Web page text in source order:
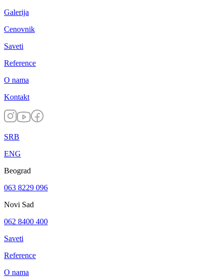
Galerija
Cenovnik
Saveti
Reference
O nama
Kontakt
SRB
ENG
Beograd
063 8229 096
Novi Sad
062 8400 400
Saveti
Reference
O nama